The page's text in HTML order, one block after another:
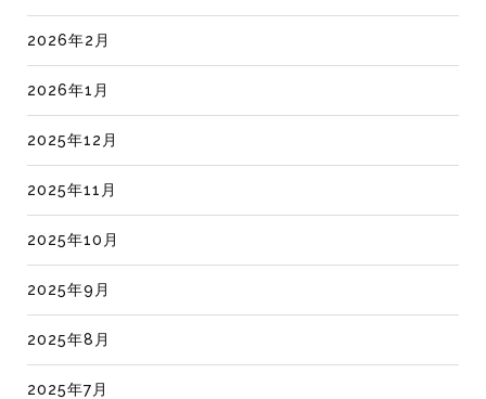
2026年2月
2026年1月
2025年12月
2025年11月
2025年10月
2025年9月
2025年8月
2025年7月